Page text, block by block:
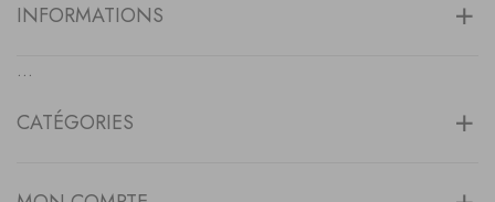
INFORMATIONS
...
CATÉGORIES